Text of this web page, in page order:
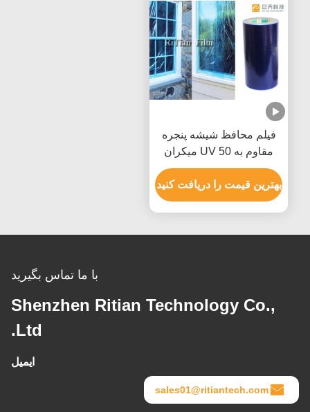
فیلم محافظ شیشه پنجره
مقاوم به UV 50 میکران
بدون بقایای چسبنده
بهترین قیمت را دریافت کنید
با ما تماس بگیرید
Shenzhen Ritian Technology Co.,
Ltd.
ایمیل
sales01@ritiantech.com